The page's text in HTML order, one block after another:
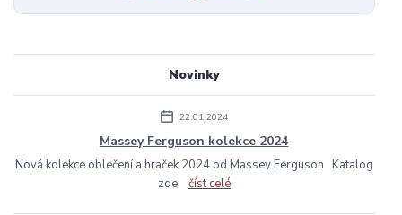
Novinky
22.01.2024
Massey Ferguson kolekce 2024
Nová kolekce oblečení a hraček 2024 od Massey Ferguson Katalog
zde: číst celé